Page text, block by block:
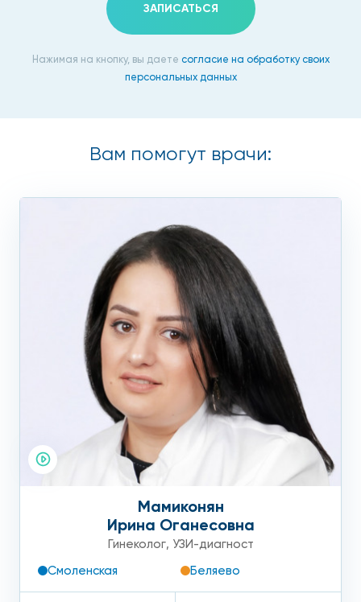
ЗАПИСАТЬСЯ
Нажимая на кнопку, вы даете согласие на обработку своих
персональных данных
Вам помогут врачи:
Мамиконян
Ирина Оганесовна
Гинеколог, УЗИ-диагност
Смоленская
Беляево